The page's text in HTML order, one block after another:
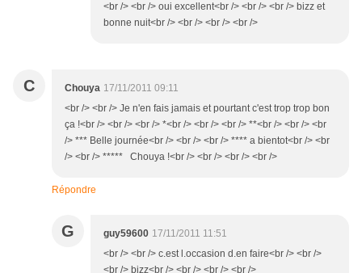
<br /> <br /> oui excellent<br /> <br /> <br /> bizz et
bonne nuit<br /> <br /> <br /> <br />
C Chouya 17/11/2011 09:11
<br /> <br /> Je n'en fais jamais et pourtant c'est trop trop bon
ça !<br /> <br /> <br /> *<br /> <br /> <br /> **<br /> <br /> <br
/> *** Belle journée<br /> <br /> <br /> **** a bientot<br /> <br
/> <br /> ***** Chouya !<br /> <br /> <br /> <br />
Répondre
G guy59600 17/11/2011 11:51
<br /> <br /> c.est l.occasion d.en faire<br /> <br />
<br /> bizz<br /> <br /> <br /> <br />